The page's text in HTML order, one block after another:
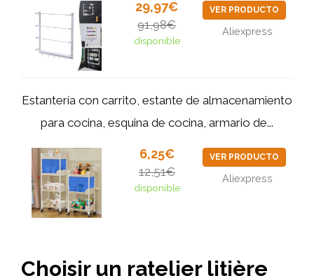
29,97€
91,98€
disponible
VER PRODUCTO
Aliexpress
Estantería con carrito, estante de almacenamiento
para cocina, esquina de cocina, armario de...
6,25€
12,51€
disponible
VER PRODUCTO
Aliexpress
Choisir un ratelier litière